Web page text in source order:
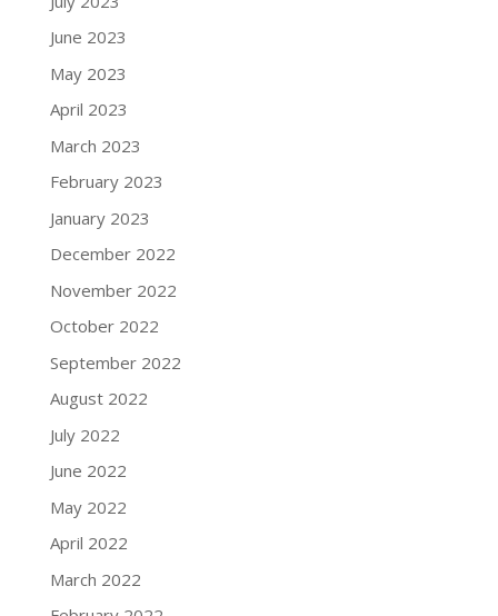
June 2023
May 2023
April 2023
March 2023
February 2023
January 2023
December 2022
November 2022
October 2022
September 2022
August 2022
July 2022
June 2022
May 2022
April 2022
March 2022